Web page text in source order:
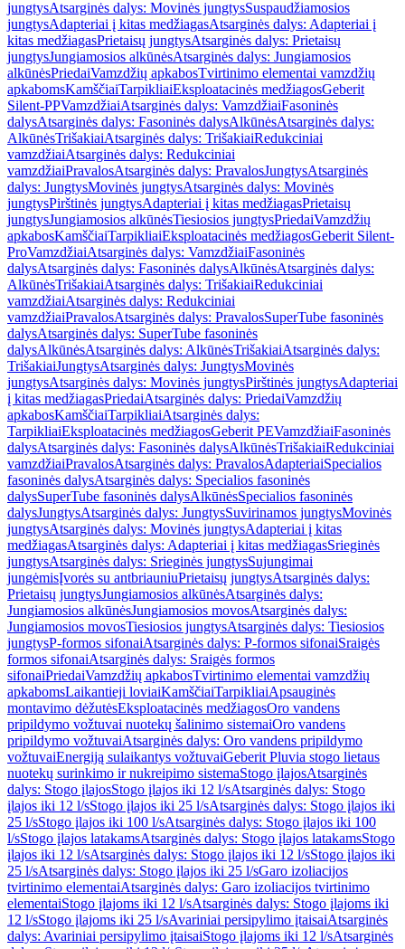
jungtysAtsarginės dalys: Movinės jungtysSuspaudžiamosios
jungtysAdapteriai į kitas medžiagasAtsarginės dalys: Adapteriai į
kitas medžiagasPrietaisų jungtysAtsarginės dalys: Prietaisų
jungtysJungiamosios alkūnėsAtsarginės dalys: Jungiamosios
alkūnėsPriedaiVamzdžių apkabosTvirtinimo elementai vamzdžių
apkabomsKamščiaiTarpikliaiEksploatacinės medžiagosGeberit
Silent-PPVamzdžiaiAtsarginės dalys: VamzdžiaiFasoninės
dalysAtsarginės dalys: Fasoninės dalysAlkūnėsAtsarginės dalys:
AlkūnėsTrišakiaiAtsarginės dalys: TrišakiaiRedukciniai
vamzdžiaiAtsarginės dalys: Redukciniai
vamzdžiaiPravalosAtsarginės dalys: PravalosJungtysAtsarginės
dalys: JungtysMovinės jungtysAtsarginės dalys: Movinės
jungtysPirštinės jungtysAdapteriai į kitas medžiagasPrietaisų
jungtysJungiamosios alkūnėsTiesiosios jungtysPriedaiVamzdžių
apkabosKamščiaiTarpikliaiEksploatacinės medžiagosGeberit Silent-
ProVamzdžiaiAtsarginės dalys: VamzdžiaiFasoninės
dalysAtsarginės dalys: Fasoninės dalysAlkūnėsAtsarginės dalys:
AlkūnėsTrišakiaiAtsarginės dalys: TrišakiaiRedukciniai
vamzdžiaiAtsarginės dalys: Redukciniai
vamzdžiaiPravalosAtsarginės dalys: PravalosSuperTube fasoninės
dalysAtsarginės dalys: SuperTube fasoninės
dalysAlkūnėsAtsarginės dalys: AlkūnėsTrišakiaiAtsarginės dalys:
TrišakiaiJungtysAtsarginės dalys: JungtysMovinės
jungtysAtsarginės dalys: Movinės jungtysPirštinės jungtysAdapteriai
į kitas medžiagasPriedaiAtsarginės dalys: PriedaiVamzdžių
apkabosKamščiaiTarpikliaiAtsarginės dalys:
TarpikliaiEksploatacinės medžiagosGeberit PEVamzdžiaiFasoninės
dalysAtsarginės dalys: Fasoninės dalysAlkūnėsTrišakiaiRedukciniai
vamzdžiaiPravalosAtsarginės dalys: PravalosAdapteriaiSpecialios
fasoninės dalysAtsarginės dalys: Specialios fasoninės
dalysSuperTube fasoninės dalysAlkūnėsSpecialios fasoninės
dalysJungtysAtsarginės dalys: JungtysSuvirinamos jungtysMovinės
jungtysAtsarginės dalys: Movinės jungtysAdapteriai į kitas
medžiagasAtsarginės dalys: Adapteriai į kitas medžiagasSrieginės
jungtysAtsarginės dalys: Srieginės jungtysSujungimai
jungėmisĮvorės su antbriauniuPrietaisų jungtysAtsarginės dalys:
Prietaisų jungtysJungiamosios alkūnėsAtsarginės dalys:
Jungiamosios alkūnėsJungiamosios movosAtsarginės dalys:
Jungiamosios movosTiesiosios jungtysAtsarginės dalys: Tiesiosios
jungtysP-formos sifonaiAtsarginės dalys: P-formos sifonaiSraigės
formos sifonaiAtsarginės dalys: Sraigės formos
sifonaiPriedaiVamzdžių apkabosTvirtinimo elementai vamzdžių
apkabomsLaikantieji loviaiKamščiaiTarpikliaiApsauginės
montavimo dėžutėsEksploatacinės medžiagosOro vandens
pripildymo vožtuvai nuotekų šalinimo sistemaiOro vandens
pripildymo vožtuvaiAtsarginės dalys: Oro vandens pripildymo
vožtuvaiEnergiją sulaikantys vožtuvaiGeberit Pluvia stogo lietaus
nuotekų surinkimo ir nukreipimo sistemaStogo įlajosAtsarginės
dalys: Stogo įlajosStogo įlajos iki 12 l/sAtsarginės dalys: Stogo
įlajos iki 12 l/sStogo įlajos iki 25 l/sAtsarginės dalys: Stogo įlajos iki
25 l/sStogo įlajos iki 100 l/sAtsarginės dalys: Stogo įlajos iki 100
l/sStogo įlajos latakamsAtsarginės dalys: Stogo įlajos latakamsStogo
įlajos iki 12 l/sAtsarginės dalys: Stogo įlajos iki 12 l/sStogo įlajos iki
25 l/sAtsarginės dalys: Stogo įlajos iki 25 l/sGaro izoliacijos
tvirtinimo elementaiAtsarginės dalys: Garo izoliacijos tvirtinimo
elementaiStogo įlajoms iki 12 l/sAtsarginės dalys: Stogo įlajoms iki
12 l/sStogo įlajoms iki 25 l/sAvariniai persipylimo įtaisaiAtsarginės
dalys: Avariniai persipylimo įtaisaiStogo įlajoms iki 12 l/sAtsarginės